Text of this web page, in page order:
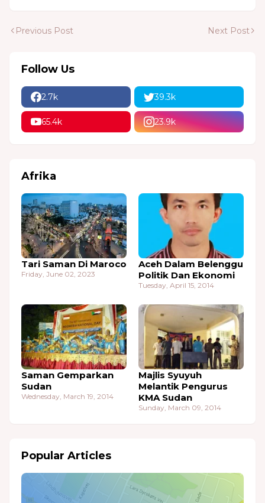
Previous Post Next Post
Follow Us
2.7k 39.3k
65.4k 23.9k
Afrika
Tari Saman Di Maroco
Friday, June 02, 2023
Aceh Dalam Belenggu
Politik Dan Ekonomi
Tuesday, April 15, 2014
Saman Gemparkan
Sudan
Wednesday, March 19, 2014
Majlis Syuyuh
Melantik Pengurus
KMA Sudan
Sunday, March 09, 2014
Popular Articles